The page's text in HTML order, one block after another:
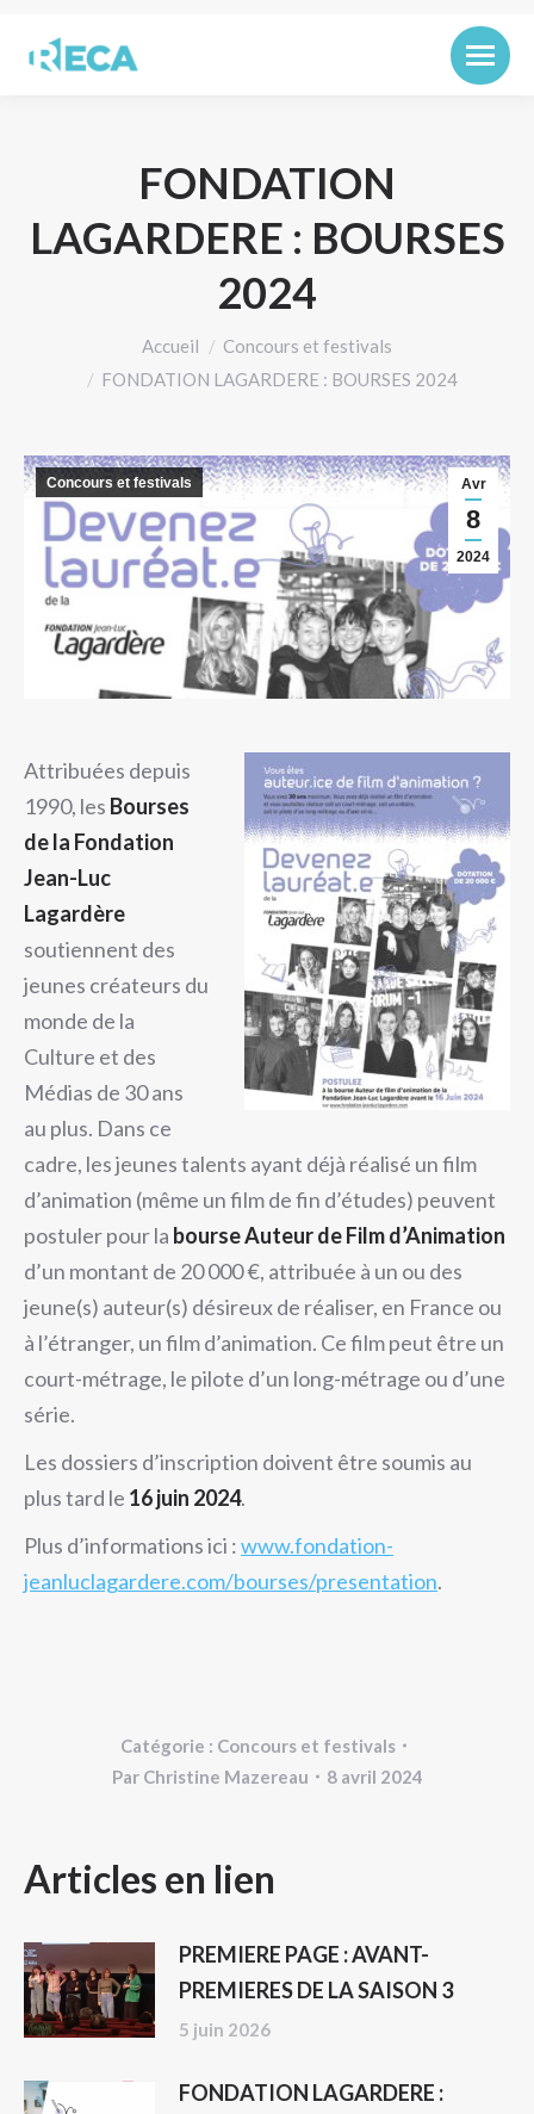
FONDATION
LAGARDERE : BOURSES
2024
Vous êtes ici :Accueil
Concours et festivals
FONDATION LAGARDERE : BOURSES 2024
Avr
8
2024
Concours et festivals
Attribuées depuis
1990, les Bourses
de la Fondation
Jean-Luc
Lagardère
soutiennent des
jeunes créateurs du
monde de la
Culture et des
Médias de 30 ans
au plus. Dans ce
cadre, les jeunes talents ayant déjà réalisé un film
d’animation (même un film de fin d’études) peuvent
postuler pour la bourse Auteur de Film d’Animation
d’un montant de 20 000 €, attribuée à un ou des
jeune(s) auteur(s) désireux de réaliser, en France ou
à l’étranger, un film d’animation. Ce film peut être un
court-métrage, le pilote d’un long-métrage ou d’une
série.
Les dossiers d’inscription doivent être soumis au
plus tard le 16 juin 2024.
Plus d’informations ici :www.fondation-
jeanluclagardere.com/bourses/presentation.
Catégorie : Concours et festivals
Par Christine Mazereau 8 avril 2024
NAVIGATION
ARTICLE
Articles en lien
PREMIERE PAGE : AVANT-
PREMIERES DE LA SAISON 3
5 juin 2026
FONDATION LAGARDERE :